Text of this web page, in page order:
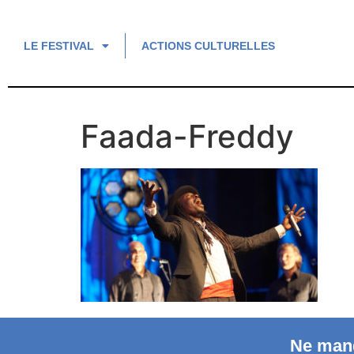
LE FESTIVAL ACTIONS CULTURELLES
Faada-Freddy
Ne